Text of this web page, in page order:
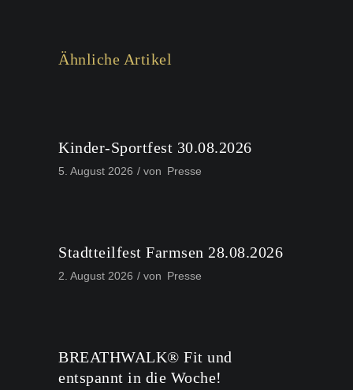
Ähnliche Artikel
Kinder-Sportfest 30.08.2026
5. August 2026 von Presse
Stadtteilfest Farmsen 28.08.2026
2. August 2026 von Presse
BREATHWALK® Fit und
entspannt in die Woche!